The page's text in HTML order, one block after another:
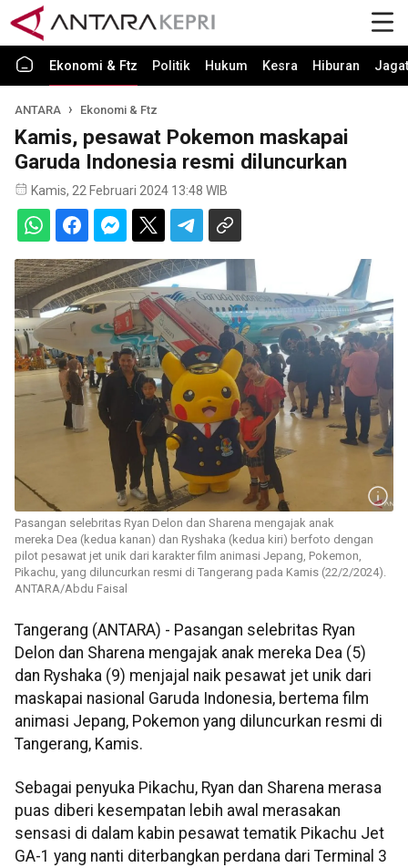
Ekonomi & Ftz Politik Hukum Kesra Hiburan Jagat
ANTARA Ekonomi & Ftz
Kamis, pesawat Pokemon maskapai
Garuda Indonesia resmi diluncurkan
Kamis, 22 Februari 2024 13:48 WIB
Pasangan selebritas Ryan Delon dan Sharena mengajak anak
mereka Dea (kedua kanan) dan Ryshaka (kedua kiri) berfoto dengan
pilot pesawat jet unik dari karakter film animasi Jepang, Pokemon,
Pikachu, yang diluncurkan resmi di Tangerang pada Kamis (22/2/2024).
ANTARA/Abdu Faisal
Tangerang (ANTARA) - Pasangan selebritas Ryan
Delon dan Sharena mengajak anak mereka Dea (5)
dan Ryshaka (9) menjajal naik pesawat jet unik dari
maskapai nasional Garuda Indonesia, bertema film
animasi Jepang, Pokemon yang diluncurkan resmi di
Tangerang, Kamis.
Sebagai penyuka Pikachu, Ryan dan Sharena merasa
puas diberi kesempatan lebih awal merasakan
sensasi di dalam kabin pesawat tematik Pikachu Jet
GA-1 yang nanti diterbangkan perdana dari Terminal 3